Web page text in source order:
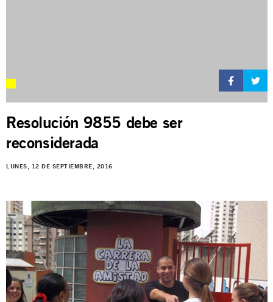
Resolución 9855 debe ser
reconsiderada
LUNES, 12 DE SEPTIEMBRE, 2016